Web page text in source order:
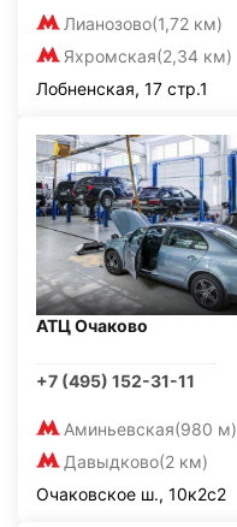
Лианозово(1,72 км)
Яхромская(2,34 км)
Лобненская, 17 стр.1
АТЦ Очаково
+7 (495) 152-31-11
Аминьевская(980 м)
Давыдково(2 км)
Очаковское ш., 10к2с2